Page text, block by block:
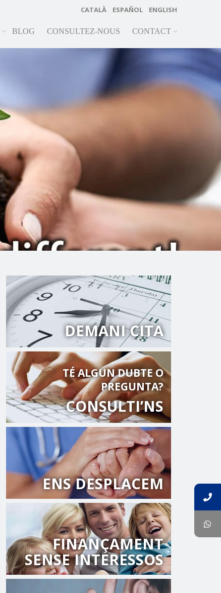
CATALÀ ESPAÑOL ENGLISH
BLOG CONSULTEZ-NOUS CONTACT
DEMANI CITA
TÉ ALGUN DUBTE O
PREGUNTA?
CONSULTI’NS
ENS DESPLACEM
FINANÇAMENT
SENSE INTERESSOS